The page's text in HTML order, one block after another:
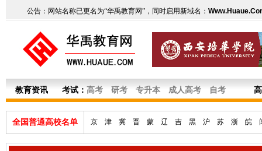
公告：网站名称已更名为“华禹教育网”，同时启用新域名：
教育资讯 考试： 高考 研考 专升本 成人高考 自考
全国普通高校名单 京 津 冀 晋 蒙 辽 吉 黑 沪 苏 浙 皖